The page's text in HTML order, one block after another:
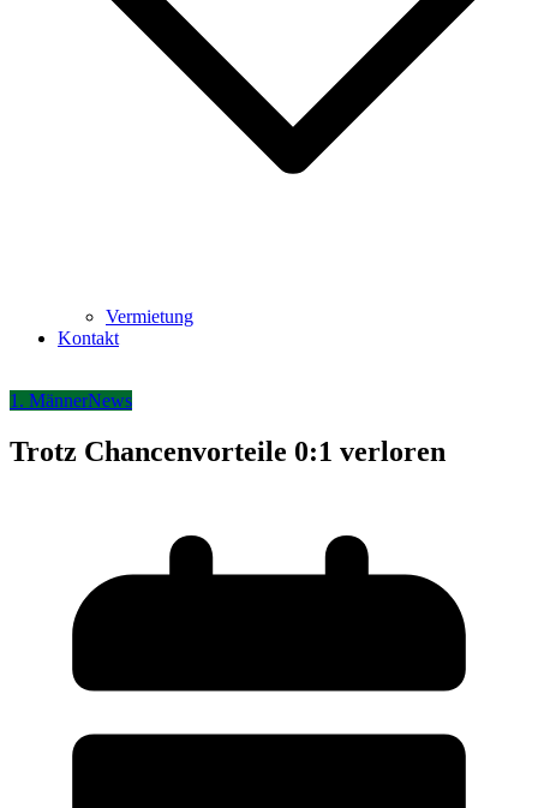
Vermietung
Kontakt
1. MännerNews
Trotz Chancenvorteile 0:1 verloren